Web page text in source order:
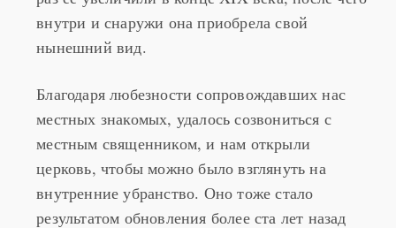
нынешний вид.
местных знакомых, удалось созвониться с
местным священником, и нам открыли
церковь, чтобы можно было взглянуть на
внутренние убранство. Оно тоже стало
результатом обновления более ста лет назад
при последней перестройки здания. Особое